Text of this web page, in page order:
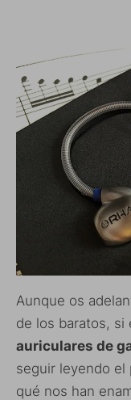
Aunque os
de los baratos, si
auriculares de
seguir leyendo
qué nos han